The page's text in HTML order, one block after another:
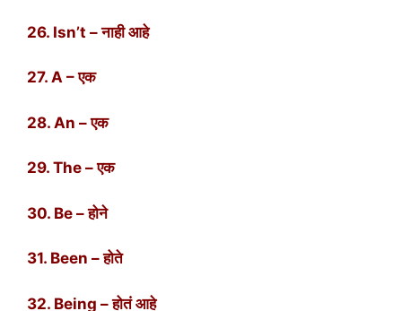
26. Isn’t – नाही आहे
27. A – एक
28. An – एक
29. The – एक
30. Be – होने
31. Been – होते
32. Being – होतं आहे